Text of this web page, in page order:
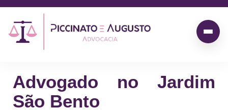
Advogado no Jardim
São Bento